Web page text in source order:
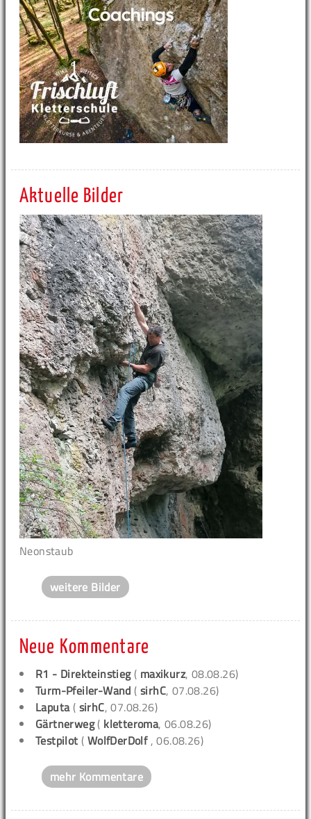
Aktuelle Bilder
Neonstaub
weitere Bilder
Neue Kommentare
R1 - Direkteinstieg( maxikurz, 08.08.26)
Turm-Pfeiler-Wand (sirhC, 07.08.26)
Laputa( sirhC, 07.08.26)
Gärtnerweg( kletteroma, 06.08.26)
Testpilot ( WolfDerDolf , 06.08.26)
mehr Kommentare